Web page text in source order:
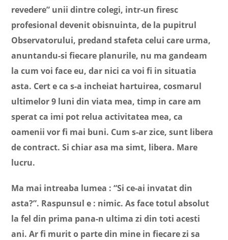
revedere” unii dintre colegi, intr-un firesc
profesional devenit obisnuinta, de la pupitrul
Observatorului, predand stafeta celui care urma,
anuntandu-si fiecare planurile, nu ma gandeam
la cum voi face eu, dar nici ca voi fi in situatia
asta. Cert e ca s-a incheiat hartuirea, cosmarul
ultimelor 9 luni din viata mea, timp in care am
sperat ca imi pot relua activitatea mea, ca
oamenii vor fi mai buni. Cum s-ar zice, sunt libera
de contract. Si chiar asa ma simt, libera. Mare
lucru.
Ma mai intreaba lumea : “Si ce-ai invatat din
asta?”. Raspunsul e : nimic. As face totul absolut
la fel din prima pana-n ultima zi din toti acesti
ani. Ar fi murit o parte din mine in fiecare zi sa